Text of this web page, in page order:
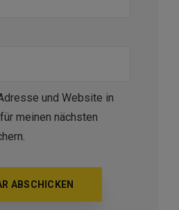
und Website in
meinen nächsten